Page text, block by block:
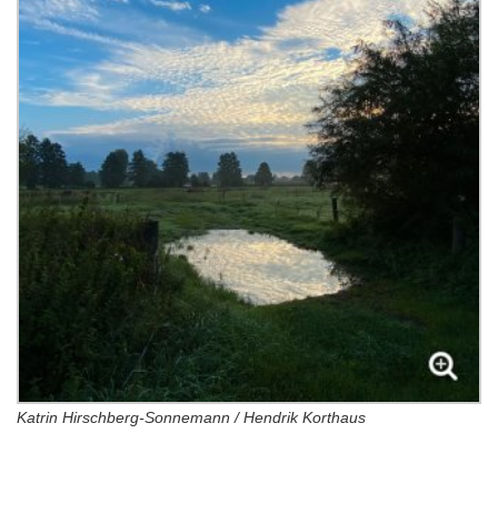
Katrin Hirschberg-Sonnemann / Hendrik Korthaus